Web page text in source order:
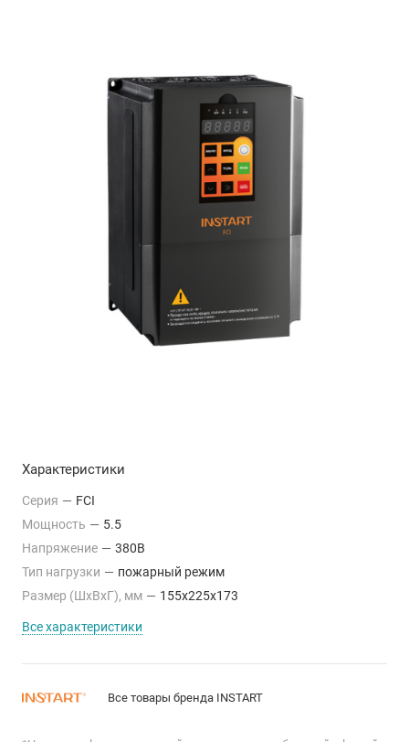
Характеристики
Серия — FCI
Мощность — 5.5
Напряжение — 380В
Тип нагрузки — пожарный режим
Размер (ШхВхГ), мм — 155x225x173
Все характеристики
Все товары бренда INSTART